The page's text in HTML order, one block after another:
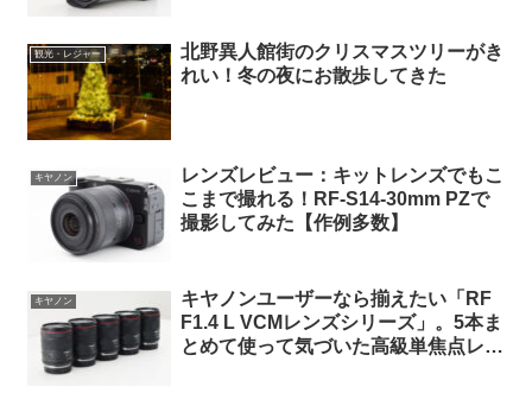
観光・レジャー
北野異人館街のクリスマスツリーがき
れい！冬の夜にお散歩してきた
キヤノン
レンズレビュー：キットレンズでもこ
こまで撮れる！RF-S14-30mm PZで
撮影してみた【作例多数】
キヤノン
キヤノンユーザーなら揃えたい「RF
F1.4 L VCMレンズシリーズ」。5本ま
とめて使って気づいた高級単焦点レン